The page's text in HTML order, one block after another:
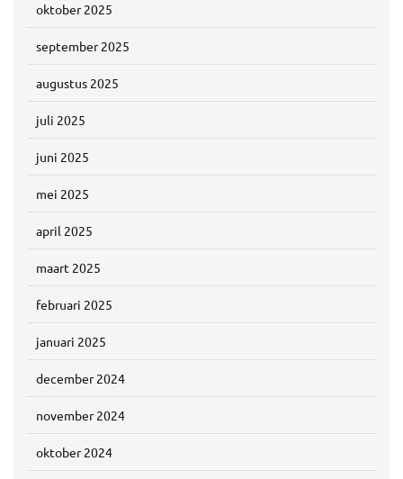
oktober 2025
september 2025
augustus 2025
juli 2025
juni 2025
mei 2025
april 2025
maart 2025
februari 2025
januari 2025
december 2024
november 2024
oktober 2024